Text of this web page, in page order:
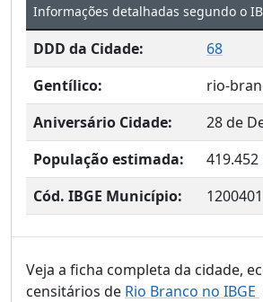
Informações detalhadas segundo o
DDD da Cidade:
68
Gentílico:
rio-
Aniversário Cidade:
28 de
População estimada:
419.452
Cód. IBGE Município: 1200401
Veja a ficha completa da cidade,
censitários de Rio Branco no IBGE